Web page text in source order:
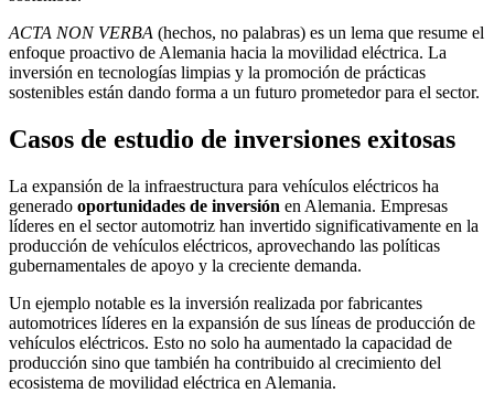
ACTA NON VERBA (hechos, no palabras) es un lema que resume el
enfoque proactivo de Alemania hacia la movilidad eléctrica. La
inversión en tecnologías limpias y la promoción de prácticas
sostenibles están dando forma a un futuro prometedor para el sector.
Casos de estudio de inversiones exitosas
La expansión de la infraestructura para vehículos eléctricos ha
generado oportunidades de inversión en Alemania. Empresas
líderes en el sector automotriz han invertido significativamente en la
producción de vehículos eléctricos, aprovechando las políticas
gubernamentales de apoyo y la creciente demanda.
Un ejemplo notable es la inversión realizada por fabricantes
automotrices líderes en la expansión de sus líneas de producción de
vehículos eléctricos. Esto no solo ha aumentado la capacidad de
producción sino que también ha contribuido al crecimiento del
ecosistema de movilidad eléctrica en Alemania.